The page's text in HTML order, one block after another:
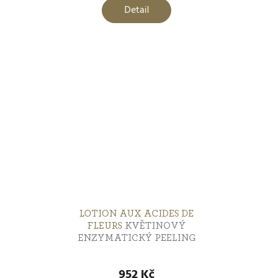
Detail
LOTION AUX ACIDES DE
FLEURS KVĚTINOVÝ
ENZYMATICKÝ PEELING